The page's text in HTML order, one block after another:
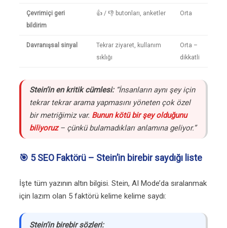
Çevrimiçi geri
bildirim
👍 / 👎 butonları, anketler Orta
Davranışsal sinyal
Tekrar ziyaret, kullanım
sıklığı
Orta –
dikkatli
Stein’in en kritik cümlesi:“İnsanların aynı şey için
tekrar tekrar arama yapmasını yöneten çok özel
bir metriğimiz var. Bunun kötü bir şey olduğunu
biliyoruz– çünkü bulamadıkları anlamına geliyor.”
🎯 5 SEO Faktörü – Stein’in birebir saydığı liste
İşte tüm yazının altın bilgisi. Stein, AI Mode’da sıralanmak
için lazım olan 5 faktörü kelime kelime saydı:
Stein’in birebir sözleri: